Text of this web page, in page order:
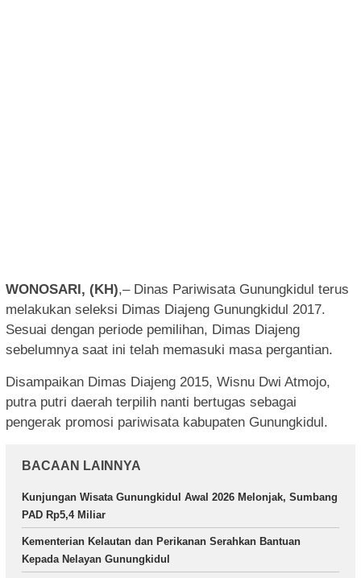
WONOSARI, (KH),– Dinas Pariwisata Gunungkidul terus
melakukan seleksi Dimas Diajeng Gunungkidul 2017.
Sesuai dengan periode pemilihan, Dimas Diajeng
sebelumnya saat ini telah memasuki masa pergantian.
Disampaikan Dimas Diajeng 2015, Wisnu Dwi Atmojo,
putra putri daerah terpilih nanti bertugas sebagai
pengerak promosi pariwisata kabupaten Gunungkidul.
BACAAN LAINNYA
Kunjungan Wisata Gunungkidul Awal 2026 Melonjak, Sumbang
PAD Rp5,4 Miliar
Kementerian Kelautan dan Perikanan Serahkan Bantuan
Kepada Nelayan Gunungkidul